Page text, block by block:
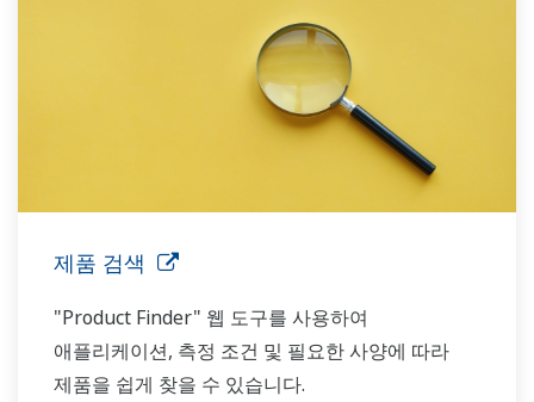
제품 검색
"Product Finder" 웹 도구를 사용하여
애플리케이션, 측정 조건 및 필요한 사양에 따라
제품을 쉽게 찾을 수 있습니다.